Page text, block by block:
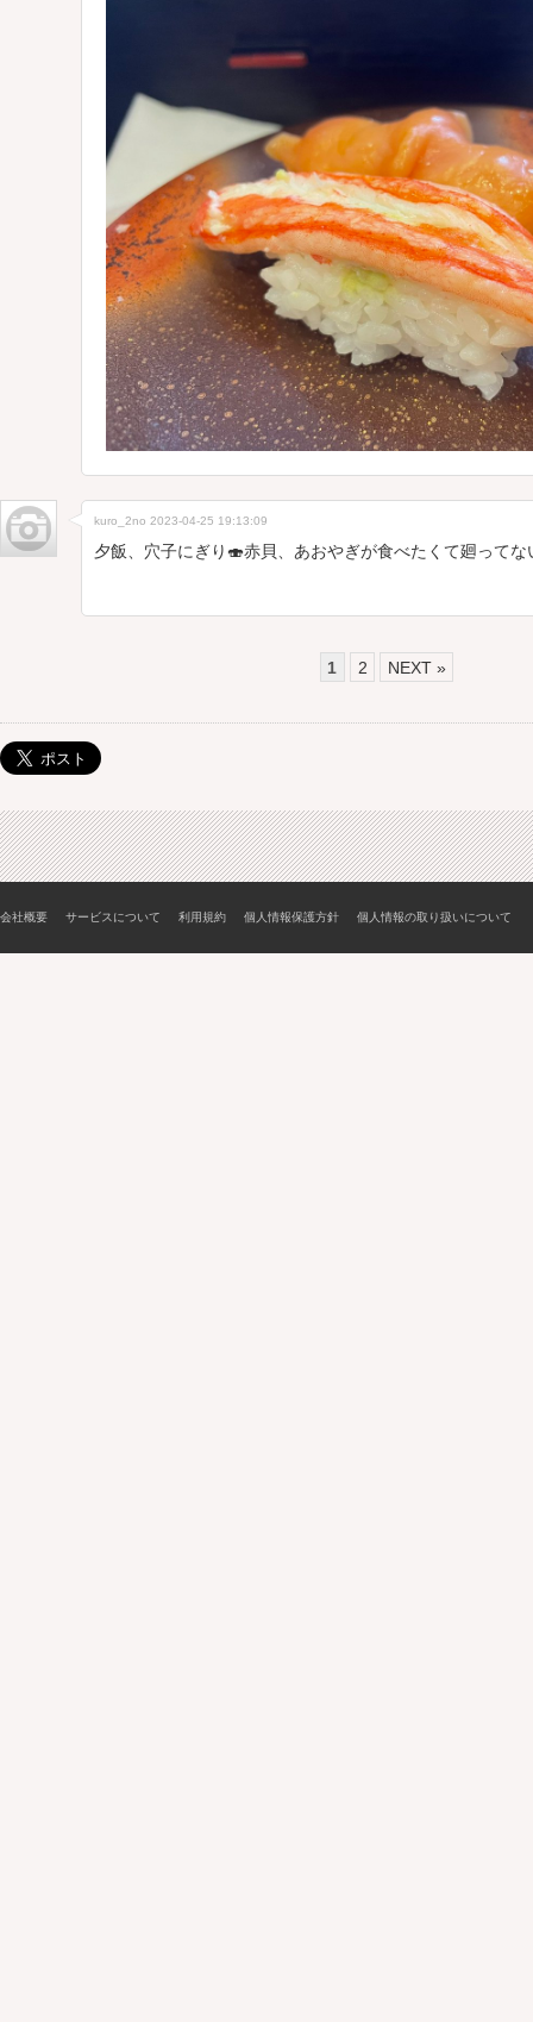
kuro_2no 2023-04-25 19:13:09
夕飯、穴子にぎり🍣赤貝、あおやぎが食べたくて廻って
1 2 NEXT »
会社概要 サービスについて 利用規約 個人情報保護方針 個人情報の取り扱いについて